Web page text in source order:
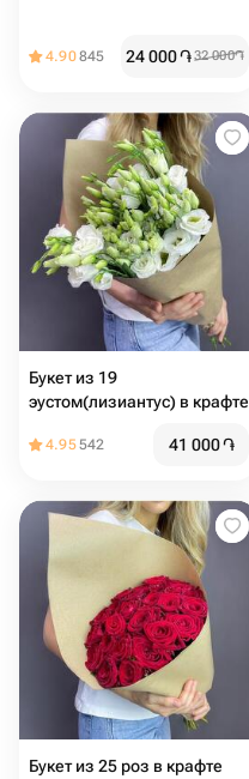
4.90845 24 000֏32 000֏
Букет из 19
эустом(лизиантус) в крафте
4.95542 41 000֏
Букет из 25 роз в крафте